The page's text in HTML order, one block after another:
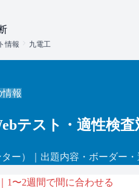
情報 九電工
情報
テスト・適性検査
ー） ｜出題内容・ボーダー
1〜2週間で間に合わせる